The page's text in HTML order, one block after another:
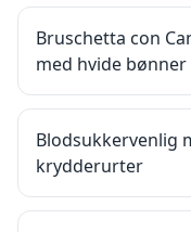
Bruschetta con
med hvide
Blodsukkervenlig
krydderurter